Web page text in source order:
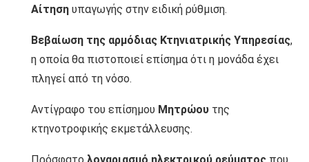
Αίτηση υπαγωγής στην ειδική ρύθμιση.
Βεβαίωση της αρμόδιας Κτηνιατρικής Υπηρεσίας,
η οποία θα πιστοποιεί επίσημα ότι η μονάδα έχει
πληγεί από τη νόσο.
Αντίγραφο του επίσημου Μητρώου της
κτηνοτροφικής εκμετάλλευσης.